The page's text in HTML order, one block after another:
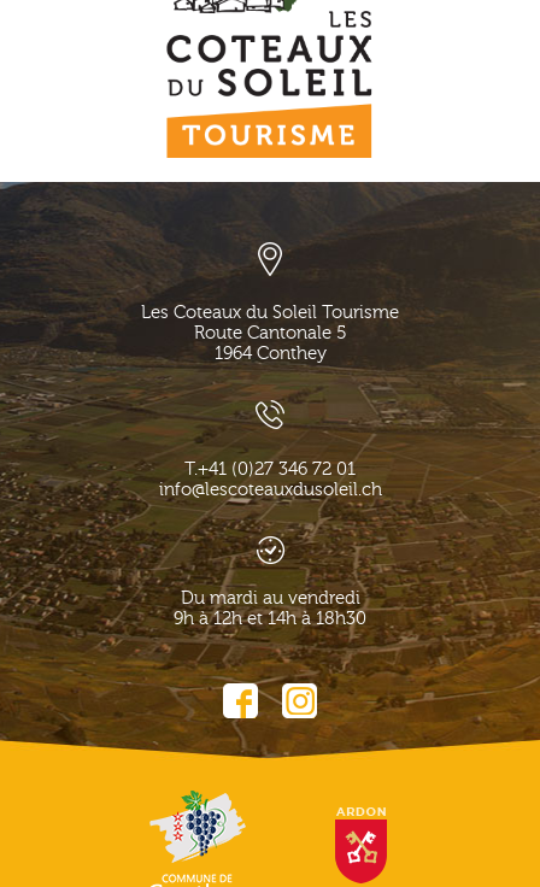
Les Coteaux du Soleil Tourisme
Route Cantonale 5
1964 Conthey
T.+41 (0)27 346 72 01
info@lescoteauxdusoleil.ch
Du mardi au vendredi
9h à 12h et 14h à 18h30